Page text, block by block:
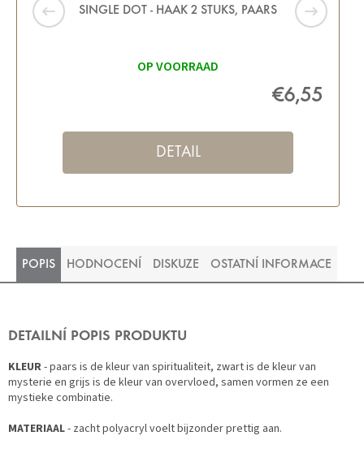
SINGLE DOT - HAAK 2 STUKS, PAARS
OP VOORRAAD
€6,55
DETAIL
POPIS HODNOCENÍ DISKUZE OSTATNÍ INFORMACE
DETAILNÍ POPIS PRODUKTU
KLEUR- paars is de kleur van spiritualiteit, zwart is de kleur van
mysterie en grijs is de kleur van overvloed, samen vormen ze een
mystieke combinatie.
MATERIAAL- zacht polyacryl voelt bijzonder prettig aan.